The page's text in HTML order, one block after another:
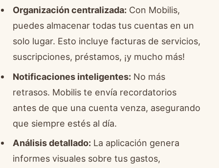
Organización centralizada: Con Mobilis,
puedes almacenar todas tus cuentas en un
solo lugar. Esto incluye facturas de servicios,
suscripciones, préstamos, ¡y mucho más!
Notificaciones inteligentes: No más
retrasos. Mobilis te envía recordatorios
antes de que una cuenta venza, asegurando
que siempre estés al día.
Análisis detallado: La aplicación genera
informes visuales sobre tus gastos,